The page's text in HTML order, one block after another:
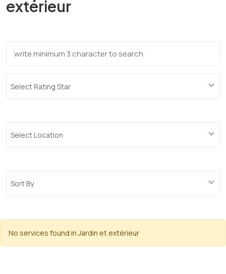
extérieur
Select Rating Star
Select Location
Sort By
No services found in Jardin et extérieur